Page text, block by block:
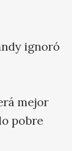
ignoró
mejor
pobre